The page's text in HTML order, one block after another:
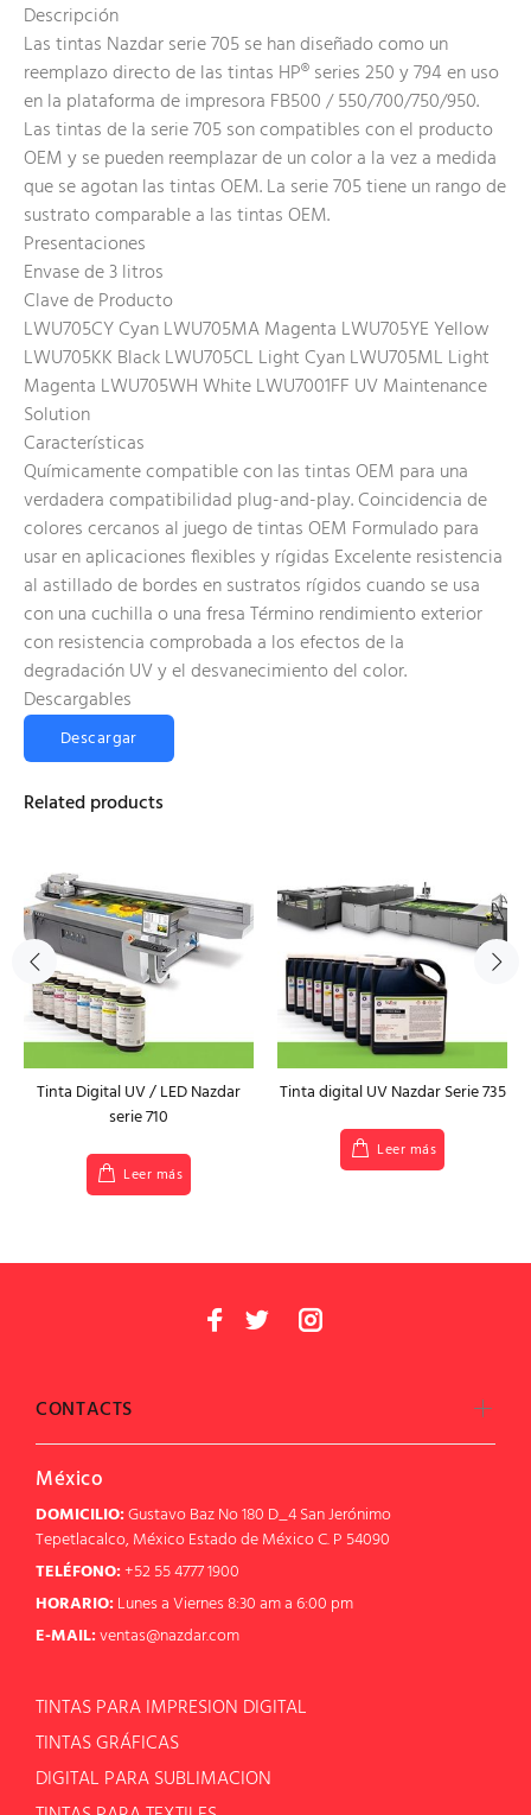
Descripción
Las tintas Nazdar serie 705 se han diseñado como un
reemplazo directo de las tintas HP® series 250 y 794 en uso
en la plataforma de impresora FB500 / 550/700/750/950.
Las tintas de la serie 705 son compatibles con el producto
OEM y se pueden reemplazar de un color a la vez a medida
que se agotan las tintas OEM. La serie 705 tiene un rango de
sustrato comparable a las tintas OEM.
Presentaciones
Envase de 3 litros
Clave de Producto
LWU705CY Cyan LWU705MA Magenta LWU705YE Yellow
LWU705KK Black LWU705CL Light Cyan LWU705ML Light
Magenta LWU705WH White LWU7001FF UV Maintenance
Solution
Características
Químicamente compatible con las tintas OEM para una
verdadera compatibilidad plug-and-play. Coincidencia de
colores cercanos al juego de tintas OEM Formulado para
usar en aplicaciones flexibles y rígidas Excelente resistencia
al astillado de bordes en sustratos rígidos cuando se usa
con una cuchilla o una fresa Término rendimiento exterior
con resistencia comprobada a los efectos de la
degradación UV y el desvanecimiento del color.
Descargables
Descargar
Related products
Tinta Digital UV / LED Nazdar
serie 710
Leer más
Tinta digital UV Nazdar Serie 735
Leer más
CONTACTS
México
DOMICILIO:Gustavo Baz No 180 D_4 San Jerónimo
Tepetlacalco, México Estado de México C. P 54090
TELÉFONO:+52 55 4777 1900
HORARIO: Lunes a Viernes 8:30 am a 6:00 pm
E-MAIL:ventas@nazdar.com
TINTAS PARA IMPRESION DIGITAL
TINTAS GRÁFICAS
DIGITAL PARA SUBLIMACION